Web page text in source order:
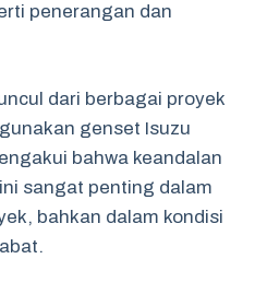
penerangan dan
dari berbagai proyek
genset Isuzu
bahwa keandalan
sangat penting dalam
bahkan dalam kondisi